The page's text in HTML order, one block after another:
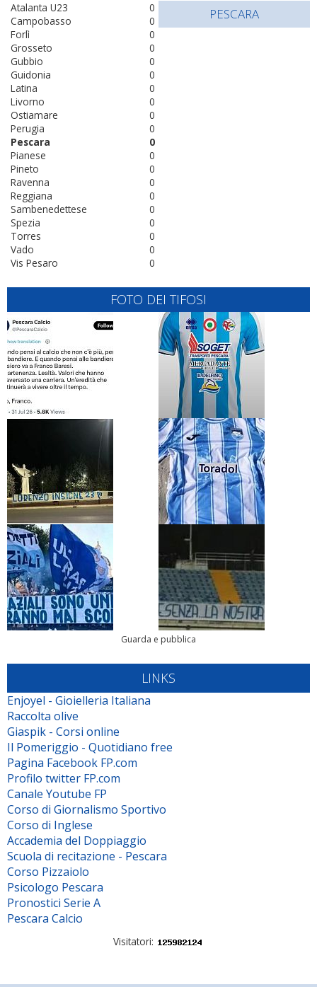
0
Atalanta U23
0
Campobasso
0
Forlì
0
Grosseto
0
Gubbio
0
Guidonia
0
Latina
0
Livorno
0
Ostiamare
0
Perugia
0
Pescara
0
Pianese
0
Pineto
0
Ravenna
0
Reggiana
0
Sambenedettese
0
Spezia
0
Torres
0
Vado
0
Vis Pesaro
PESCARA
FOTO DEI TIFOSI
Guarda e pubblica
LINKS
Enjoyel - Gioielleria Italiana
Raccolta olive
Giaspik - Corsi online
Il Pomeriggio - Quotidiano free
Pagina Facebook FP.com
Profilo twitter FP.com
Canale Youtube FP
Corso di Giornalismo Sportivo
Corso di Inglese
Accademia del Doppiaggio
Scuola di recitazione - Pescara
Corso Pizzaiolo
Psicologo Pescara
Pronostici Serie A
Pescara Calcio
Visitatori: